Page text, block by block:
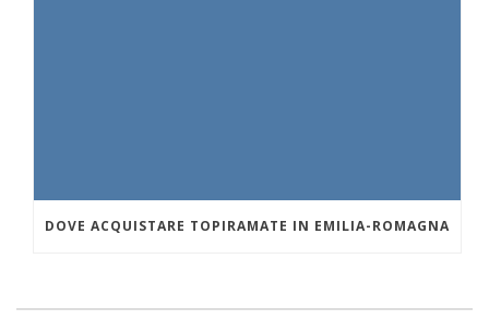
DOVE ACQUISTARE TOPIRAMATE IN EMILIA-ROMAGNA